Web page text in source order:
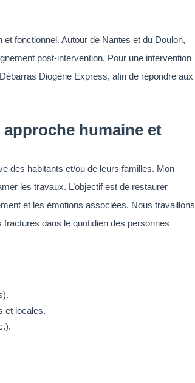
fonctionnel. Autour de Nantes et du Doulon,
post-intervention. Pour une intervention
Diogène Express, afin de répondre aux
humaine et
des habitants et/ou de leurs familles. Mon
les travaux. L’objectif est de restaurer
et les émotions associées. Nous travaillons
dans le quotidien des personnes
et locales.